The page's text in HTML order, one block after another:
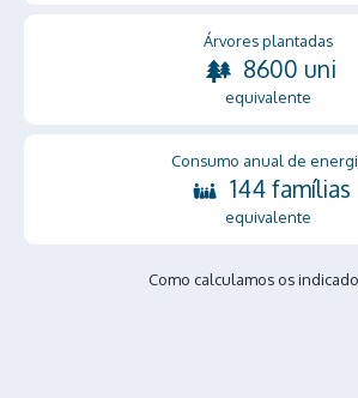
Árvores plantadas
8600 uni
equivalente
Consumo anual de
144 famílias
equivalente
Como calculamos os